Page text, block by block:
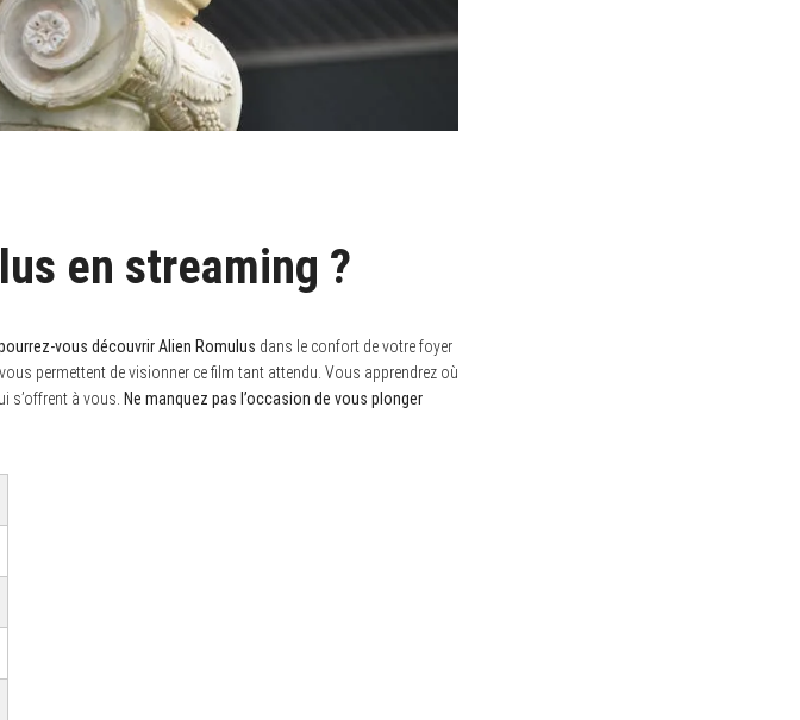
en streaming ?
vous découvrir Alien Romulus dans le confort de votre foyer
permettent de visionner ce film tant attendu. Vous apprendrez où
s’offrent à vous. Ne manquez pas l’occasion de vous plonger